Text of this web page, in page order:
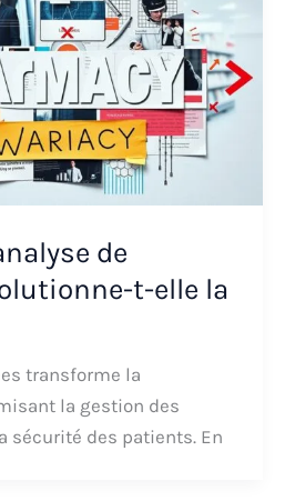
de
t-elle la
transforme la
la gestion des
sécurité des patients. En